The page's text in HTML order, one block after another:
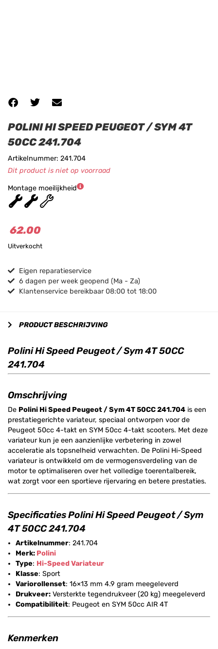
POLINI HI SPEED PEUGEOT / SYM 4T
50CC 241.704
Artikelnummer: 241.704
Dit product is niet op voorraad
Montage moeilijkheid
★★★
62.00
Uitverkocht
Eigen reparatieservice
6 dagen per week geopend (Ma - Za)
Klantenservice bereikbaar 08:00 tot 18:00
PRODUCT BESCHRIJVING
Polini Hi Speed Peugeot / Sym 4T 50CC
241.704
Omschrijving
De Polini Hi Speed Peugeot / Sym 4T 50CC 241.704 is een
prestatiegerichte variateur, speciaal ontworpen voor de
Peugeot 50cc 4-takt en SYM 50cc 4-takt scooters. Met deze
variateur kun je een aanzienlijke verbetering in zowel
acceleratie als topsnelheid verwachten. De Polini Hi-Speed
variateur is ontwikkeld om de vermogensverdeling van de
motor te optimaliseren over het volledige toerentalbereik,
wat zorgt voor een sportieve rijervaring en betere prestaties.
Specificaties Polini Hi Speed Peugeot / Sym
4T 50CC 241.704
Artikelnummer: 241.704
Merk: Polini
Type: Hi-SpeedVariateur
Klasse: Sport
Variorollenset: 16×13 mm 4.9 gram meegeleverd
Drukveer: Versterkte tegendrukveer (20 kg) meegeleverd
Compatibiliteit: Peugeot en SYM 50cc AIR 4T
Kenmerken